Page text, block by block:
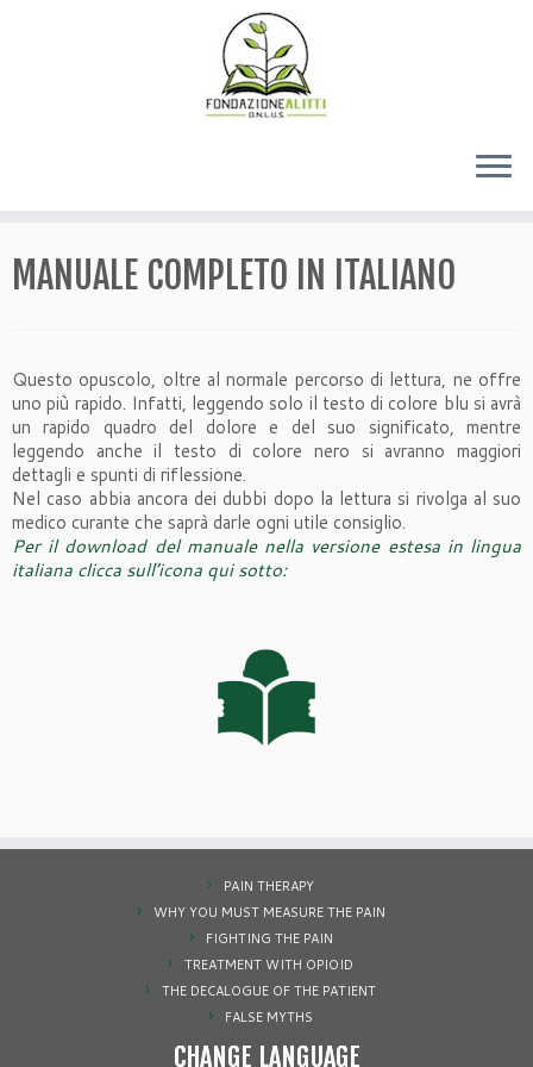
MANUALE COMPLETO IN ITALIANO
Questo opuscolo, oltre al normale percorso di lettura, ne offre
uno più rapido. Infatti, leggendo solo il testo di colore blu si avrà
un rapido quadro del dolore e del suo significato, mentre
leggendo anche il testo di colore nero si avranno maggiori
dettagli e spunti di riflessione.
Nel caso abbia ancora dei dubbi dopo la lettura si rivolga al suo
medico curante che saprà darle ogni utile consiglio.
Per il download del manuale nella versione estesa in lingua
italiana clicca sull’icona qui sotto:
PAIN THERAPY
WHY YOU MUST MEASURE THE PAIN
FIGHTING THE PAIN
TREATMENT WITH OPIOID
THE DECALOGUE OF THE PATIENT
FALSE MYTHS
CHANGE LANGUAGE